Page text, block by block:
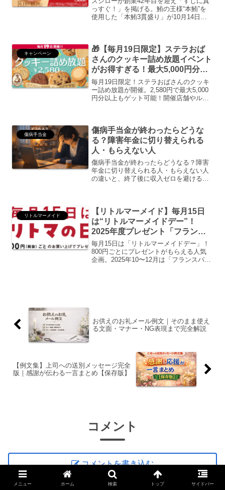
間限定販売
っすぐ！」を掲げる。鮪の王様“本鮪”を
使用した「本鮪3貫盛り」が10月14日
キャンペーン
🎁【毎月19日限定】ステラおば
さんのクッキー詰め放題イベント
がお得すぎる！最大5,000円分も
GET⁉
毎月19日限定！ステラおばさんのクッキ
ー詰め放題が開催。2,580円で最大5,000
円分以上もゲット可能！開催店舗やルー
傷病手当金
傷病手当金が終わったらどうな
る？障害年金に切り替えられる
人・もらえない人
傷病手当金が終わったらどうなる？障害
年金に切り替えられる人・もらえない人
の違いと、終了後に収入ゼロを避けるた
リトルマーメイド
【リトルマーメイド】毎月15日
は“リトルマーメイドデー”！
2025年度プレゼント「フランス
パンプレート」や限定スープ・コ
ーヒーが登場
毎月15日は「リトルマーメイドデー」！
800円ごとにプレゼントがもらえる人気
企画。2025年10〜12月は「フランスパン
お供えのお礼メール例文｜そのまま使え
る文面・マナー・NG表現まで完全解説
【例文集】上司への送別メッセージ完全
版｜感謝が伝わる一言まとめ【保存版】
コメント
コメントを書き込む
メニュー ホーム 検索 トップ サイドバー